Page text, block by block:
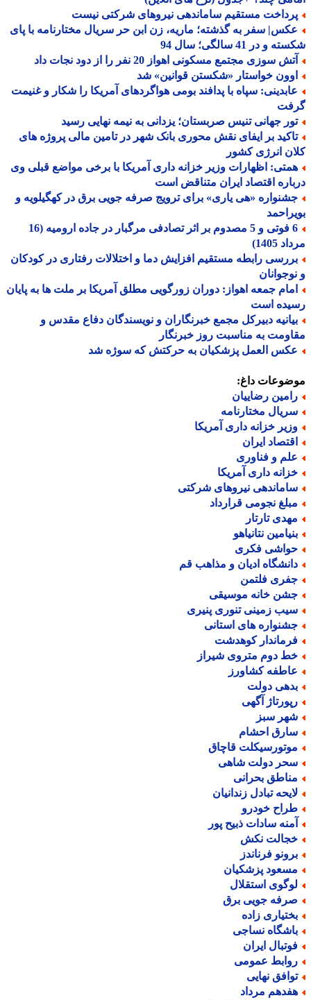
مستقیم ساماندهی نیروهای شرکتی نیست
سفر به گذشته؛ ماریه، زن ابن حر سریال مختارنامه با پای
و در 41 سالگی؛ سال 94
سوزی مجتمع مسکونی اهواز 20 نفر را از دود نجات داد
خواستار «شکستن قوانین» شد
سپاه با پدافند بومی هواگردهای آمریکا را شکار و غنیمت
جهانی تنیس صربستان؛ یزدانی به نیمه نهایی رسید
بر ایفای نقش محوری بانک شهر در تامین مالی پروژه های
انرژی کشور
اظهارات وزیر خزانه داری آمریکا با برخی مواضع قبلی وی
اقتصاد ایران متناقض است
«هی یاری» برای ترویج صرفه جویی برق در کهگیلویه و
6 فوتی و 5 مصدوم بر اثر تصادفی مرگبار در جاده ارومیه (16
1405)
رابطه مستقیم افزایش دما و اختلالات رفتاری در کودکان
جمعه اهواز: دوران زورگویی مطلق آمریکا بر ملت ها به پایان
است
دبیرکل مجمع خبرنگاران و نویسندگان دفاع مقدس و
به مناسبت روز خبرنگار
العمل پزشکیان به حرکتش که سوژه شد
داغ:
رضاییان
مختارنامه
خزانه داری آمریکا
ایران
و فناوری
داری آمریکا
نیروهای شرکتی
نجومی قرارداد
تارتار
نتانیاهو
فکری
ادیان و مذاهب قم
فلتمن
خانه موسیقی
زمینی تنوری پنیری
های استانی
کوهدشت
دوم متروی شیراز
کشاورز
دولت
آگهی
سبز
احشام
قاچاق
دولت شاهی
بحرانی
تبادل زندانیان
خودرو
سادات ذبیح پور
نکش
فرناندز
پزشکیان
استقلال
جویی برق
زاده
نساجی
ایران
عمومی
نهایی
مرداد